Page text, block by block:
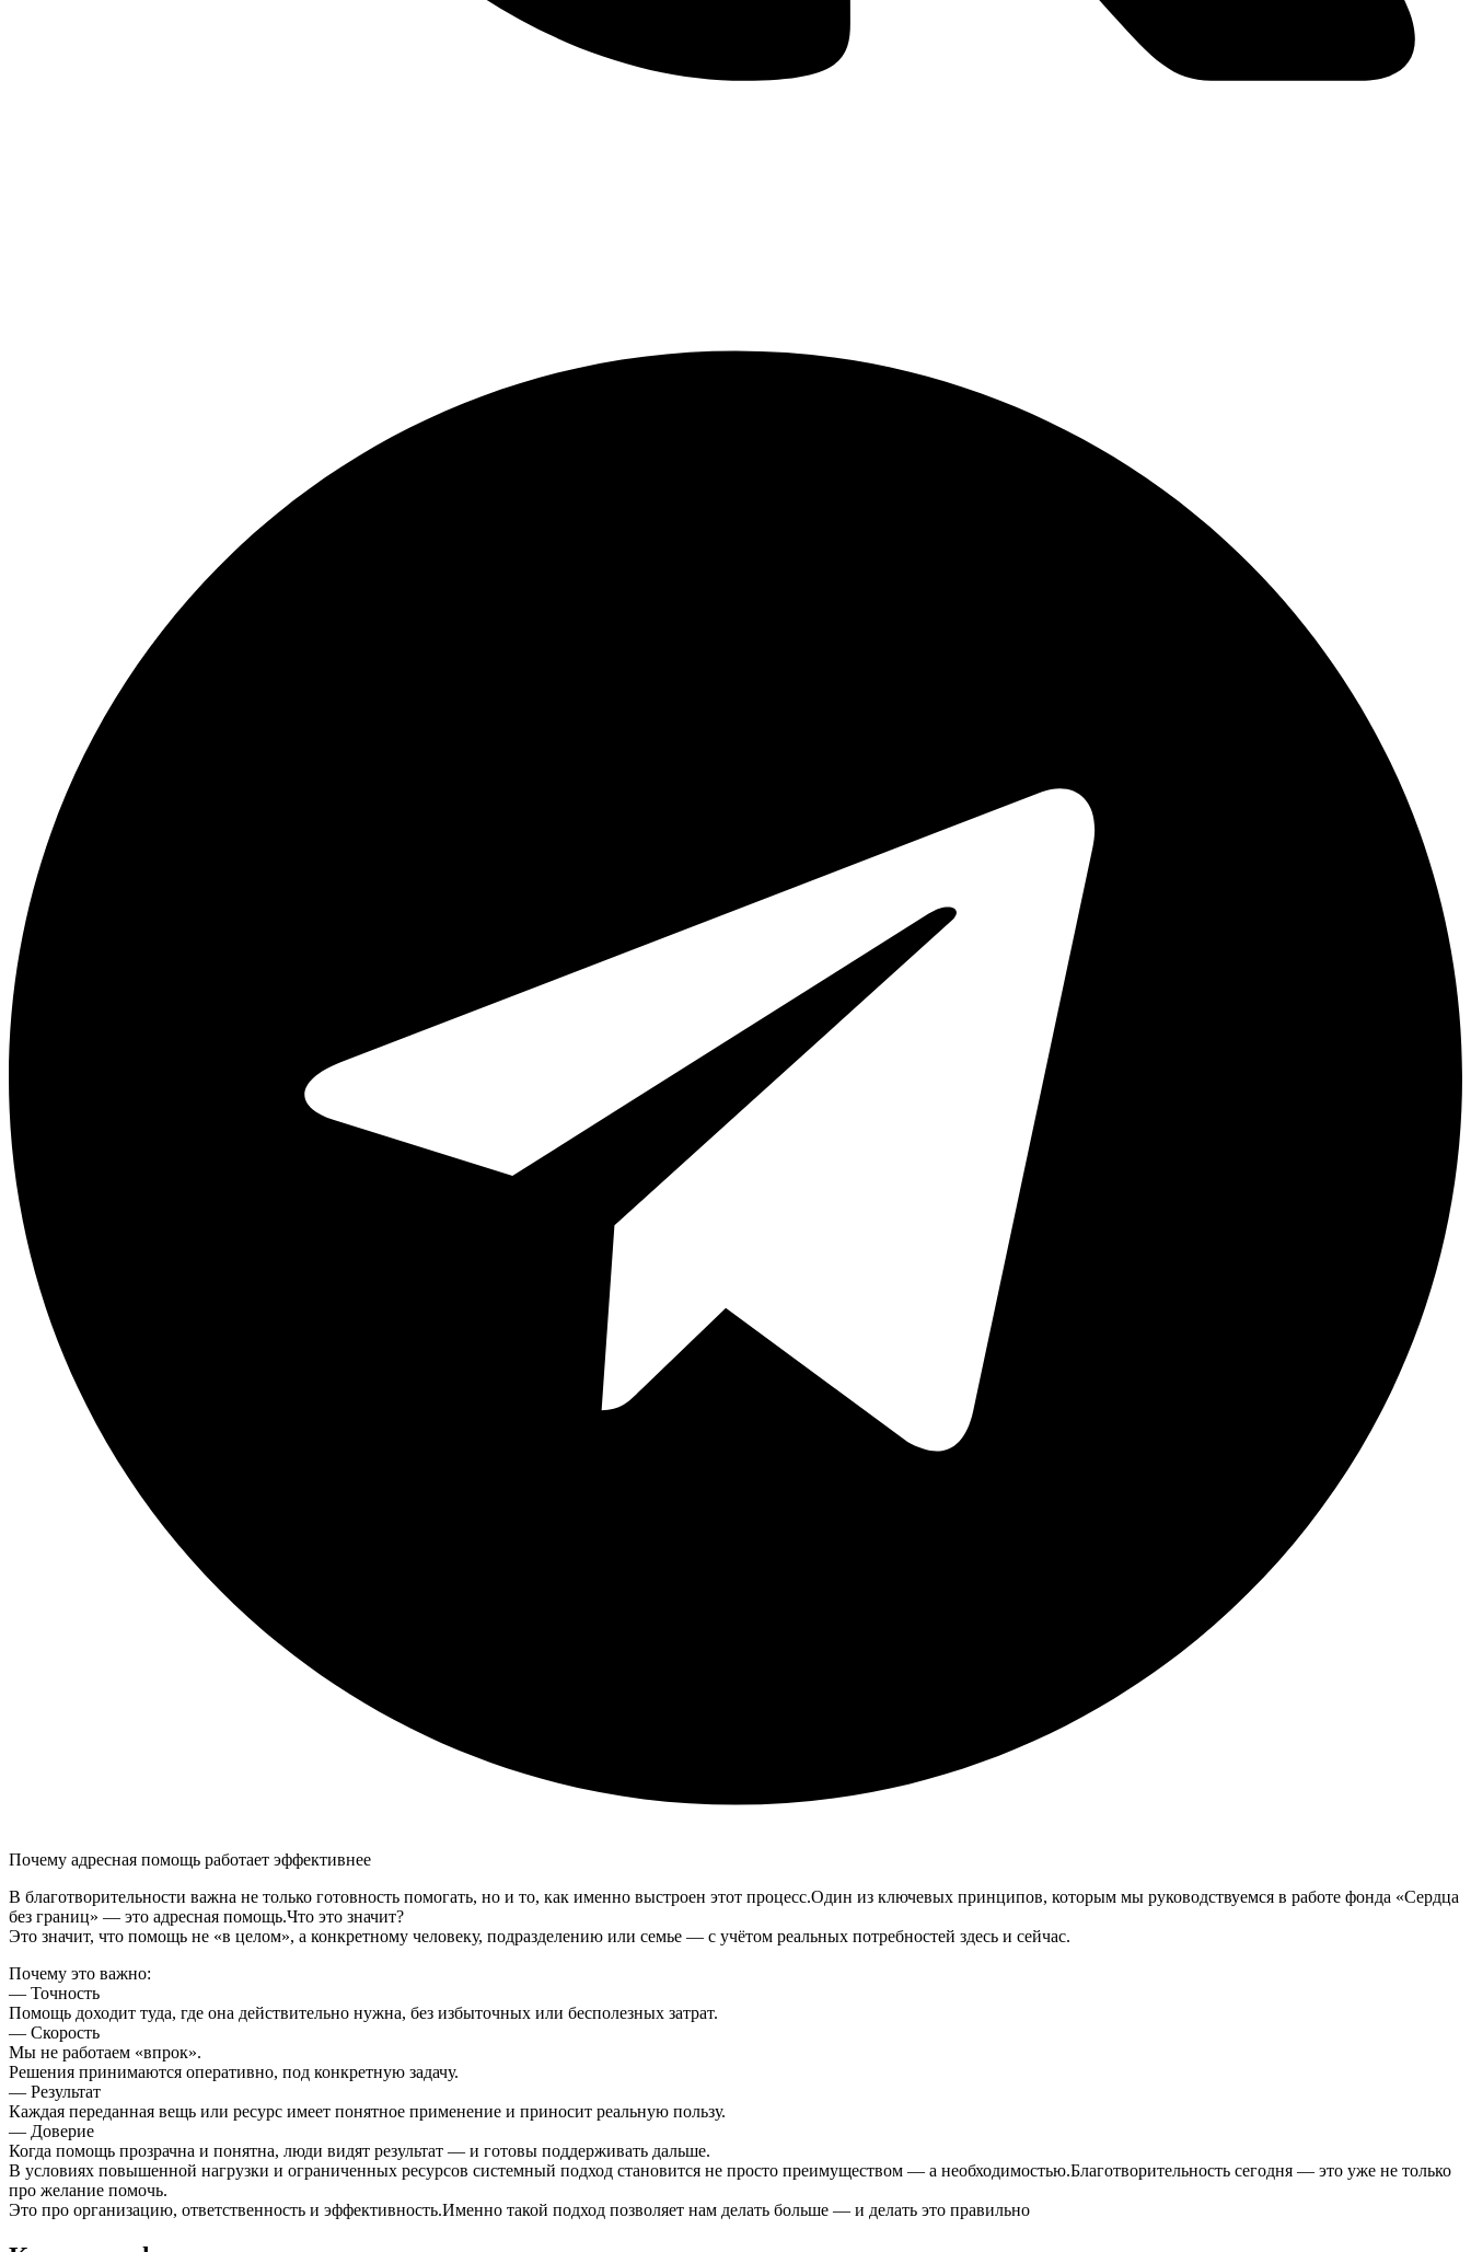
Почему адресная помощь работает эффективнее
В благотворительности важна не только готовность помогать, но и то, как именно выстроен этот процесс.Один из ключевых принципов, которым мы руководствуемся в работе фонда «Сердца
без границ» — это адресная помощь.Что это значит?
Это значит, что помощь не «в целом», а конкретному человеку, подразделению или семье — с учётом реальных потребностей здесь и сейчас.
Почему это важно:
— Точность
Помощь доходит туда, где она действительно нужна, без избыточных или бесполезных затрат.
— Скорость
Мы не работаем «впрок».
Решения принимаются оперативно, под конкретную задачу.
— Результат
Каждая переданная вещь или ресурс имеет понятное применение и приносит реальную пользу.
— Доверие
Когда помощь прозрачна и понятна, люди видят результат — и готовы поддерживать дальше.
В условиях повышенной нагрузки и ограниченных ресурсов системный подход становится не просто преимуществом — а необходимостью.Благотворительность сегодня — это уже не только
про желание помочь.
Это про организацию, ответственность и эффективность.Именно такой подход позволяет нам делать больше — и делать это правильно